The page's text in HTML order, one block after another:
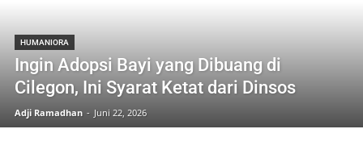
HUMANIORA
Ingin Adopsi Bayi yang Dibuang di
Cilegon, Ini Syarat Ketat dari Dinsos
Adji Ramadhan - Juni 22, 2026